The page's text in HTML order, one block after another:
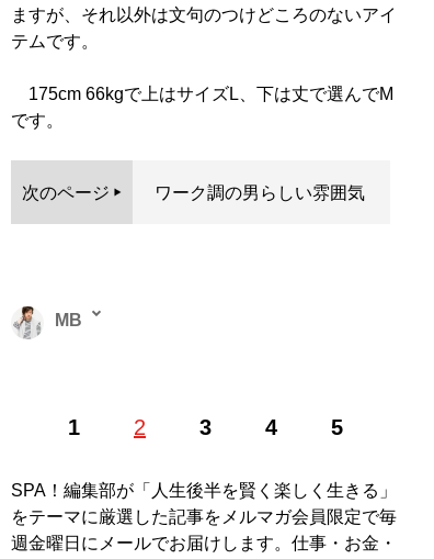
ますが、それ以外は文句のつけどころのないアイ
テムです。
175cm 66kgで上はサイズL、下は丈で選んでM
です。
次のページ ワーク調の男らしい雰囲気
1 2 3 4 5
MB
MBの偏愛ブランド図鑑
最速でおしゃれに見
『幸服論――人生は服で簡単に変えられる
』など関連書
籍が累計200万部を突破。ブログ「
Knower Mag現役メ
ンズバイヤーが伝えるオシャレになる方法」、ユーチュ
SPA！編集部が「人生後半を賢く楽しく生きる」
をテーマに厳選した記事をメルマガ会員限定で毎
週金曜日にメールでお届けします。仕事・お金・